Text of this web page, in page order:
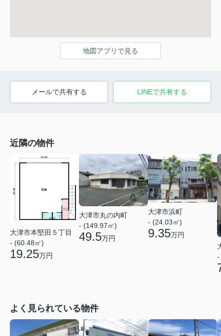
地図アプリで見る
メールで共有する LINEで共有する
近隣の物件
大津市本堅田５丁目
- (60.48㎡)
19.25万円
大津市丸の内町
- (149.97㎡)
49.5万円
大津市浜町
- (24.03㎡)
9.35万円
-
よく見られている物件